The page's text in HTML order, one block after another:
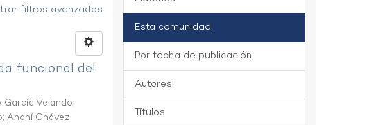
filtros avanzados
funcional del
García Velando;
;Anahí Chávez
Esta comunidad
Por fecha de publicación
Autores
Títulos